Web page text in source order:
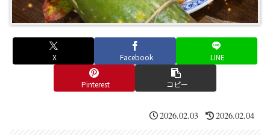
X Facebook LINE
Pinterest コピー
2026.02.03 2026.02.04